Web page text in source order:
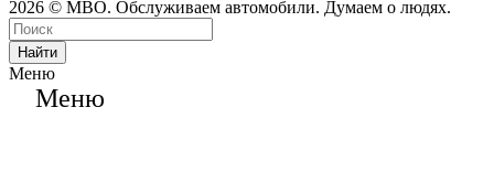
2026 © МВО. Обслуживаем автомобили. Думаем о людях.
Найти
Меню
Меню